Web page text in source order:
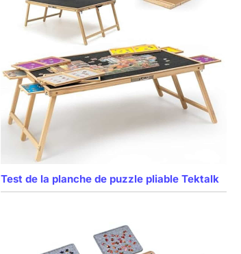
Test de la planche de puzzle pliable Tektalk